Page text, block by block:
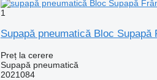
1
Supapă pneumatică Bloc
Preț la cerere
Supapă pneumatică
2021084